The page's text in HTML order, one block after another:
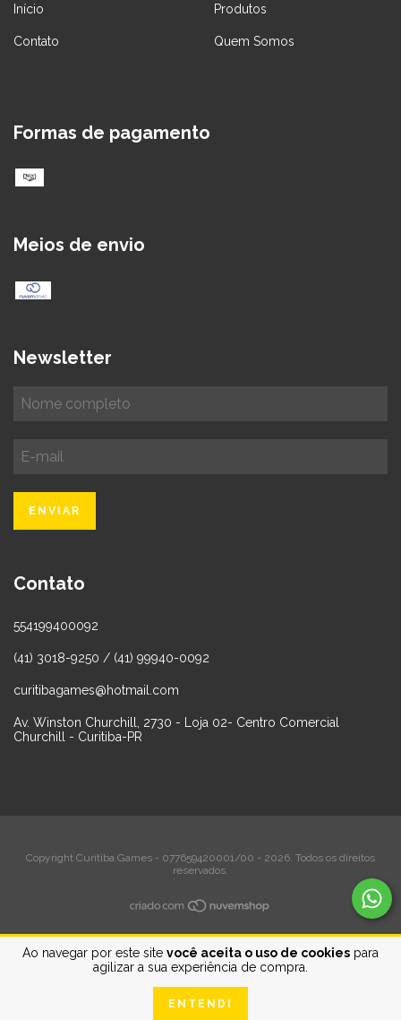
Ao navegar por este site você aceita o uso de cookies para
agilizar a sua experiência de compra.
ENTENDI
Início Produtos
Contato Quem Somos
Formas de pagamento
Meios de envio
Newsletter
Contato
554199400092
(41) 3018-9250 / (41) 99940-0092
curitibagames@hotmail.com
Av. Winston Churchill, 2730 - Loja 02- Centro Comercial
Churchill - Curitiba-PR
Copyright Curitiba Games - 077659420001/00 - 2026. Todos os direitos
reservados.